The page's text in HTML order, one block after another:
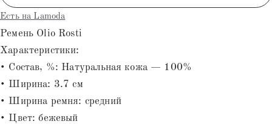
Есть на Lamoda
Ремень Olio Rosti
Характеристики:
• Состав, %: Натуральная кожа — 100%
• Ширина: 3.7 см
• Ширина ремня: средний
• Цвет: бежевый